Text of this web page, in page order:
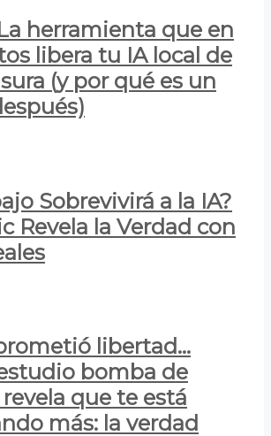
herramienta que en
libera tu IA local de
(y por qué es un
Sobrevivirá a la IA?
Revela la Verdad con
libertad…
bomba de
que te está
más: la verdad